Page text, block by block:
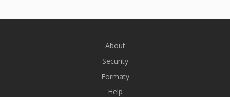
About
Security
Formaty
Help